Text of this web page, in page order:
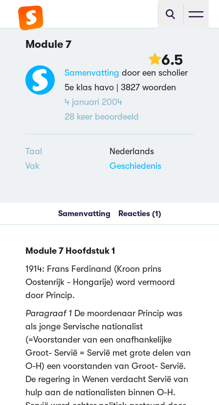
Module 7
6.5
Samenvatting door een scholier
5e klas havo | 3827 woorden
4 januari 2004
28keer beoordeeld
Taal
Nederlands
Vak
Geschiedenis
Samenvatting Reacties (1)
Module 7 Hoofdstuk 1
1914: Frans Ferdinand (Kroon prins
Oostenrijk - Hongarije) word vermoord
door Princip.
Paragraaf 1 De moordenaar Princip was
als jonge Servische nationalist
(=Voorstander van een onafhankelijke
Groot- Servië = Servië met grote delen van
O-H) een voorstanden van Groot- Servië.
De regering in Wenen verdacht Servië van
hulp aan de nationalisten binnen O-H.